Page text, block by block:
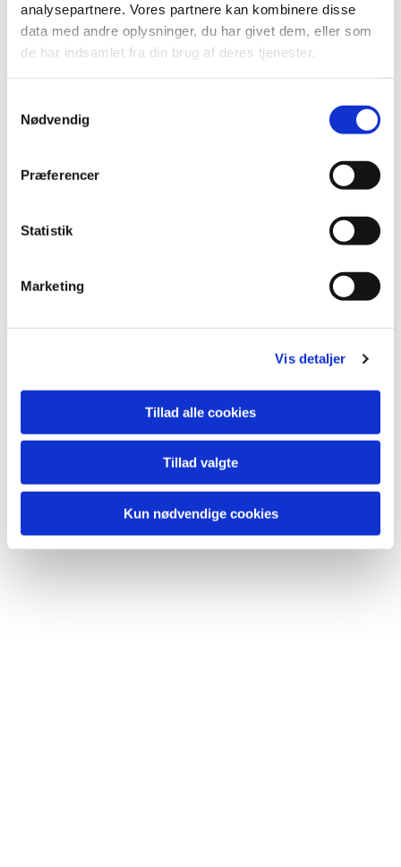
analysepartnere. Vores partnere kan kombinere disse
data med andre oplysninger, du har givet dem, eller som
de har indsamlet fra din brug af deres tjenester.
Nødvendig
Præferencer
Statistik
Marketing
Vis detaljer
Tillad alle cookies
Tillad valgte
Kun nødvendige cookies
Du vil måske også kunne
lide...